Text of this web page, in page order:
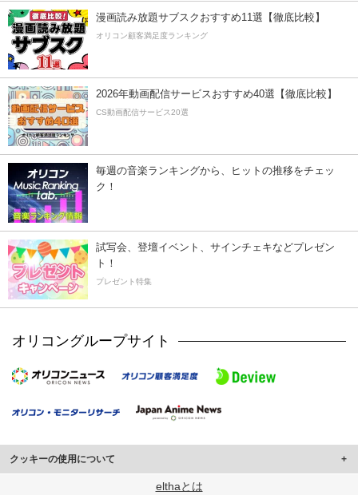
漫画読み放題サブスクおすすめ11選【徹底比較】
オリコン顧客満足度ランキング
2026年動画配信サービスおすすめ40選【徹底比較】
CS動画配信サービス20選
毎週の音楽ランキングから、ヒットの推移をチェッ
ク！
試写会、登壇イベント、サインチェキなどプレゼン
ト！
プレゼント特集
オリコングループサイト
クッキーの使用について
このサイトでは Cookie を使用して、ユーザーに合わせたコンテンツや広告の
elthaとは